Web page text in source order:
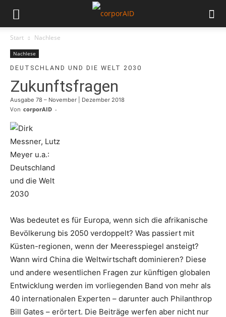
Start Nachlese
Nachlese
DEUTSCHLAND UND DIE WELT 2030
Zukunftsfragen
Ausgabe 78 – November | Dezember 2018
Von corporAID -
Was bedeutet es für Europa, wenn sich die afrikanische
Bevölkerung bis 2050 verdoppelt? Was passiert mit
Küsten-regionen, wenn der Meeresspiegel ansteigt?
Wann wird China die Weltwirtschaft dominieren? Diese
und andere wesentlichen Fragen zur künftigen globalen
Entwicklung werden im vorliegenden Band von mehr als
40 internationalen Experten – darunter auch Philanthrop
Bill Gates – erörtert. Die Beiträge werfen aber nicht nur